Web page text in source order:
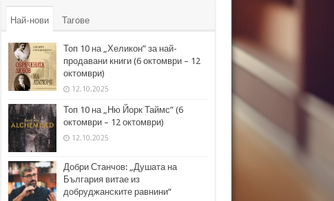
Най-нови Тагове
Топ 10 на „Хеликон” за най-
продавани книги (6 октомври – 12
октомври)
12.10.2025
Топ 10 на „Ню Йорк Таймс” (6
октомври – 12 октомври)
12.10.2025
Добри Станчов: „Душата на
България витае из
добруджанските равнини“